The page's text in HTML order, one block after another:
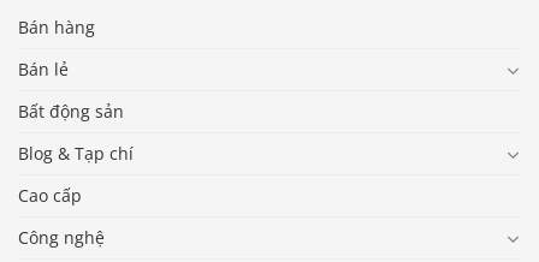
Bán hàng
Bán lẻ
Bất động sản
Blog & Tạp chí
Cao cấp
Công nghệ